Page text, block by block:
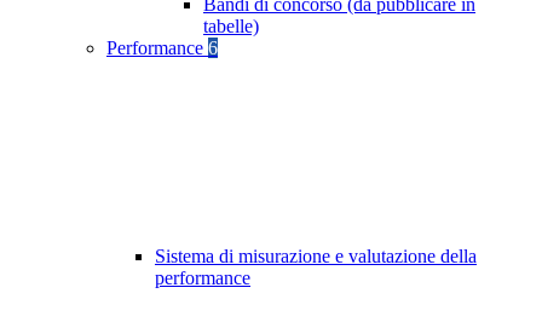
Bandi di concorso (da pubblicare in
tabelle)
Performance 6
Sistema di misurazione e valutazione della
performance